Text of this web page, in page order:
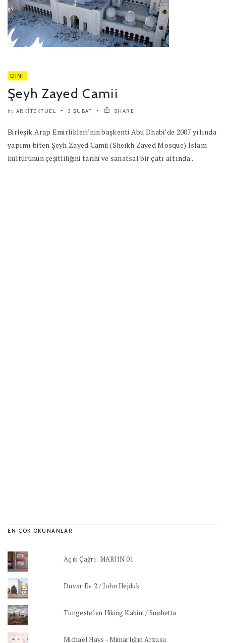
DINI
Şeyh Zayed Camii
by ARKITEKTUEL 3 ŞUBAT SHARE
Birleşik Arap Emirlikleri’nin başkenti Abu Dhabi’de 2007 yılında
yapımı biten Şeyh Zayed Camii (Sheikh Zayed Mosque) İslam
kültürünün çeşitliliğini tarihi ve sanatsal bir çatı altında..
EN ÇOK OKUNANLAR
Açık Çağrı: MARJİN 01
Duvar Ev 2 / John Hejduk
Tungestølen Hiking Kabini / Snøhetta
Michael Hays - Mimarlığın Arzusu